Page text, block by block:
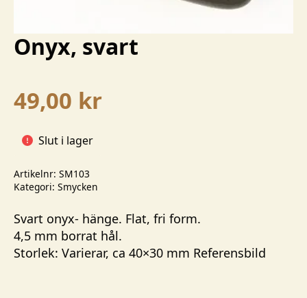
Onyx, svart
49,00 kr
Slut i lager
Artikelnr: SM103
Kategori: Smycken
Svart onyx- hänge. Flat, fri form.
4,5 mm borrat hål.
Storlek: Varierar, ca 40×30 mm Referensbild